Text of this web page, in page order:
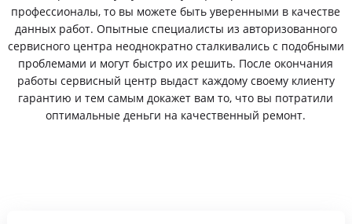
профессионалы, то вы можете быть уверенными в качестве
данных работ. Опытные специалисты из авторизованного
сервисного центра неоднократно сталкивались с подобными
проблемами и могут быстро их решить. После окончания
работы сервисный центр выдаст каждому своему клиенту
гарантию и тем самым докажет вам то, что вы потратили
оптимальные деньги на качественный ремонт.